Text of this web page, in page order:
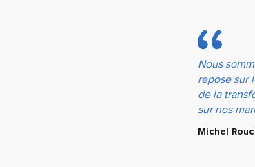
Nous
repose sur
de la
sur nos
Michel